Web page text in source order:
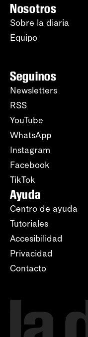
Nosotros
Sobre la diaria
Equipo
Seguinos
Newsletters
RSS
YouTube
WhatsApp
Instagram
Facebook
TikTok
Ayuda
Centro de ayuda
Tutoriales
Accesibilidad
Privacidad
Contacto